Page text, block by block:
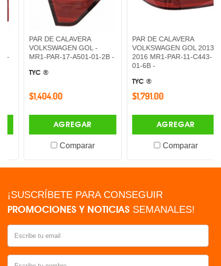
PAR DE CALAVERA
VOLKSWAGEN GOL -
MR1-PAR-17-A501-01-2B -
TYC ®
$1,404.00
AGREGAR
Comparar
PAR DE CALAVERA
VOLKSWAGEN GOL 2013-
2016 MR1-PAR-11-C443-
01-6B -
TYC ®
$1,791.00
AGREGAR
Comparar
¡SUSCRÍBETE PARA CONSEGUIR
PROMOCIONES Y NOTICIAS SEMANALES!